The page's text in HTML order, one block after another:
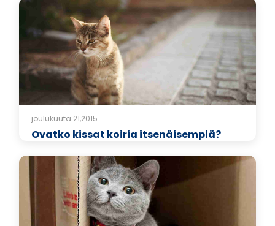
joulukuuta 21,2015
Ovatko kissat koiria itsenäisempiä?